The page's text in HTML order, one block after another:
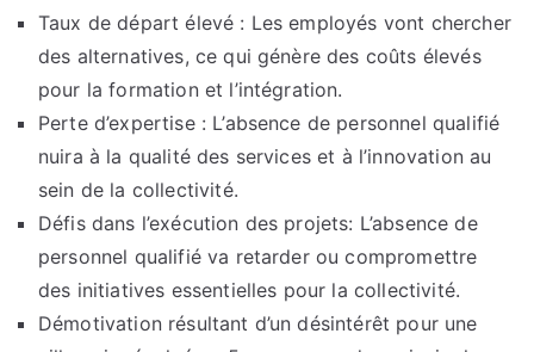
Taux de départ élevé : Les employés vont chercher
des alternatives, ce qui génère des coûts élevés
pour la formation et l’intégration.
Perte d’expertise : L’absence de personnel qualifié
nuira à la qualité des services et à l’innovation au
sein de la collectivité.
Défis dans l’exécution des projets: L’absence de
personnel qualifié va retarder ou compromettre
des initiatives essentielles pour la collectivité.
Démotivation résultant d’un désintérêt pour une